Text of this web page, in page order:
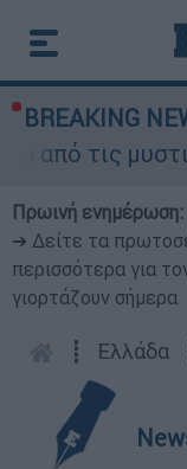
BREAKING
μυστικές
Πρωινή ενημέρωση:
➔ Δείτε τα
περισσότερα για
γιορτάζουν σήμερα
┋ Ελλάδα